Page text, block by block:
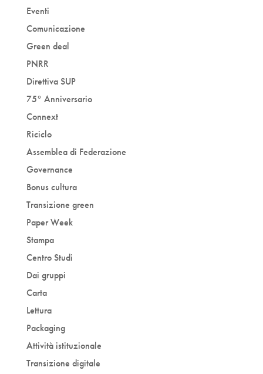
Eventi
Comunicazione
Green deal
PNRR
Direttiva SUP
75° Anniversario
Connext
Riciclo
Assemblea di Federazione
Governance
Bonus cultura
Transizione green
Paper Week
Stampa
Centro Studi
Dai gruppi
Carta
Lettura
Packaging
Attività istituzionale
Transizione digitale